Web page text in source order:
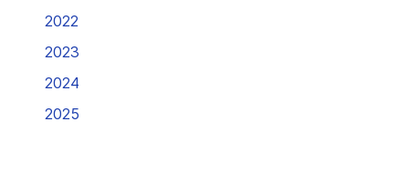
2022
2023
2024
2025